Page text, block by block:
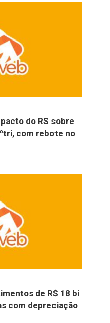
do RS sobre
com rebote no
de R$ 18 bi
com depreciação